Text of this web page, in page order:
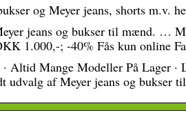
og Meyer jeans, shorts m.v.
jeans og bukser til mænd. …
1.000,-; -40% Fås kun online
Altid Mange Modeller På Lager ·
udvalg af Meyer jeans og bukser